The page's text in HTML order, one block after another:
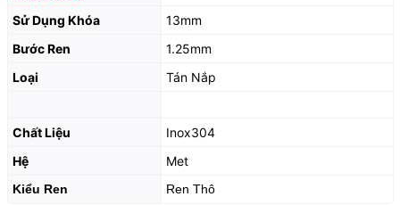
Sử Dụng Khóa
13mm
Bước Ren
1.25mm
Loại
Tán Nắp
Chất Liệu
Inox304
Hệ
Met
Kiểu Ren Ren Thô